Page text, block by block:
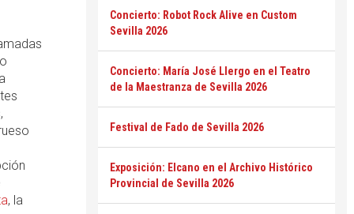
, la
Concierto: Robot Rock Alive en Custom
Sevilla 2026
Concierto: María José Llergo en el Teatro
de la Maestranza de Sevilla 2026
Festival de Fado de Sevilla 2026
Exposición: Elcano en el Archivo Histórico
Provincial de Sevilla 2026